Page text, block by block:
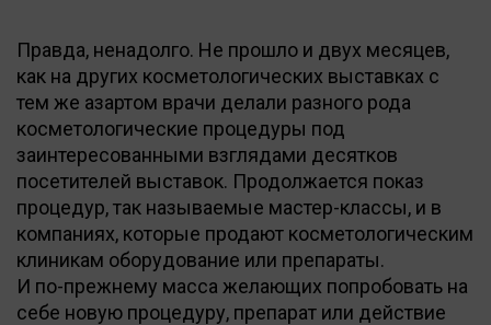
Правда, ненадолго. Не прошло и двух месяцев,
как на других косметологических выставках с
тем же азартом врачи делали разного рода
косметологические процедуры под
заинтересованными взглядами десятков
посетителей выставок. Продолжается показ
процедур, так называемые мастер-классы, и в
компаниях, которые продают косметологическим
клиникам оборудование или препараты.
И по-прежнему масса желающих попробовать на
себе новую процедуру, препарат или действие